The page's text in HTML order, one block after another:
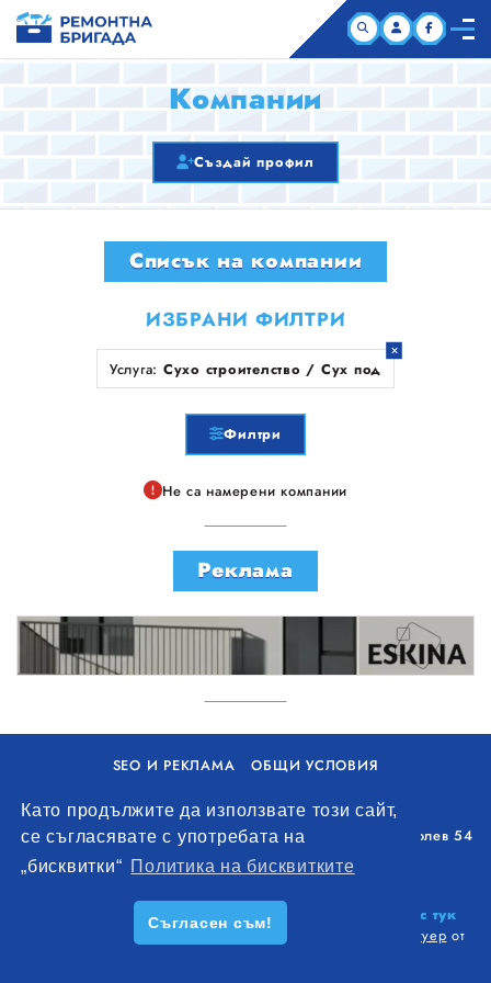
Като продължите да използвате този сайт,
се съгласявате с употребата на
„бисквитки“ Политика на бисквитките
Съгласен съм!
КОМПАНИИ
ЗА НАС
Компании
Създай профил
Списък на компании
ИЗБРАНИ ФИЛТРИ
Услуга: Сухо строителство / Сух под
Филтри
Не са намерени компании
Реклама
SEO И РЕКЛАМА
ОБЩИ УСЛОВИЯ
Уолоу Интернешънъл ЕООД, гр. Варна, бул. Генерал Колев 54
+359 893 621 112
office@remontna-brigada.com
Създай профил на своя строителен бизнес тук
. Всички права запазени. Изработка на софтуер от